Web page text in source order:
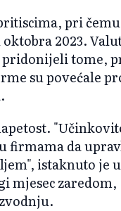
pri
2023.
tome,
su povećale
firmama da
istaknuto je u
mjesec zaredom,